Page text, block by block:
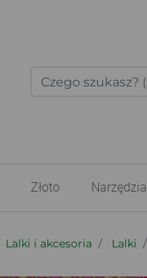
Złoto Narzędzia
Lalki i akcesoria Lalki